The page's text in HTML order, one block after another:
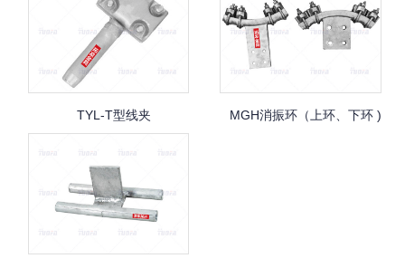
TYL-T型线夹 MGH消振环（上环、下环 )